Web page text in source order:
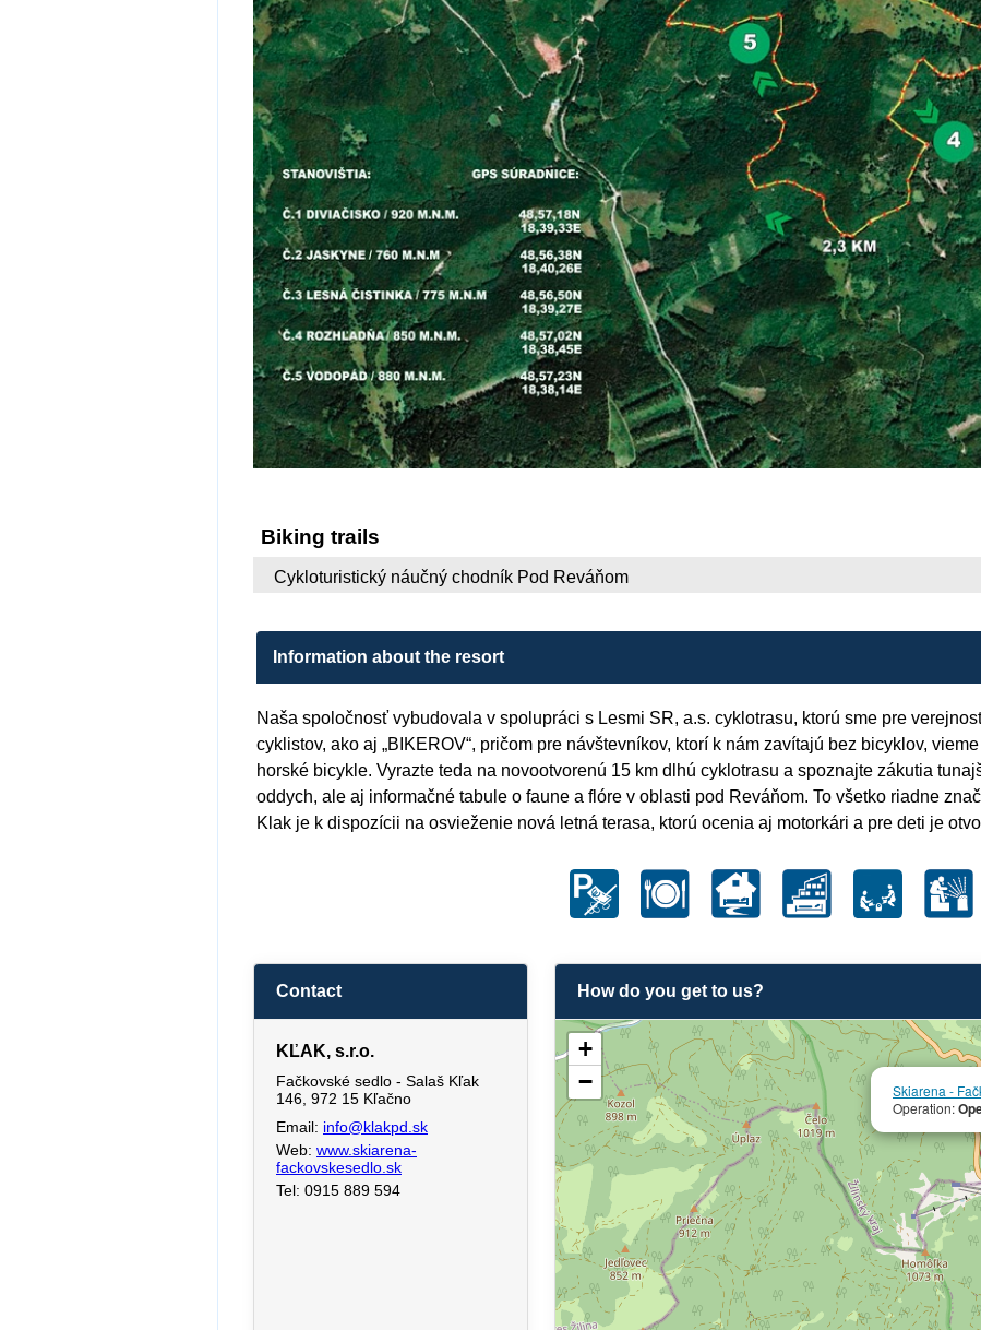
Biking trails
Cykloturistický náučný chodník Pod Reváňom
Information about the resort
Naša spoločnosť vybudovala v spolupráci s Lesmi SR, a.s. cyklotrasu, ktorú sme pre
cyklistov, ako aj „BIKEROV“, pričom pre návštevníkov, ktorí k nám zavítajú bez bicyklov,
horské bicykle. Vyrazte teda na novootvorenú 15 km dlhú cyklotrasu a spoznajte zákutia
oddych, ale aj informačné tabule o faune a flóre v oblasti pod Reváňom. To všetko riadne
Klak je k dispozícii na osvieženie nová letná terasa, ktorú ocenia aj motorkári a pre deti je
Contact
KĽAK, s.r.o.
Fačkovské sedlo - Salaš Kľak
146, 972 15 Kľačno
Email: info@klakpd.sk
Web: www.skiarena-
fackovskesedlo.sk
Tel: 0915 889 594
How do you get to us?
Skiarena -
Operation:
+
−